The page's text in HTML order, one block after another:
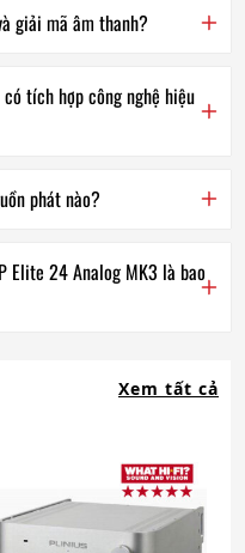
giải mã âm thanh?
tích hợp công nghệ hiệu
phát nào?
Elite 24 Analog MK3 là bao
Xem tất cả